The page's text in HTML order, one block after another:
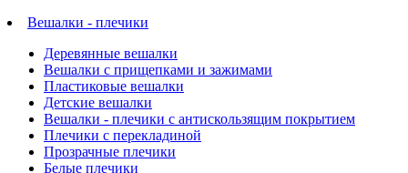
Вешалки - плечики
Деревянные вешалки
Вешалки с прищепками и зажимами
Пластиковые вешалки
Детские вешалки
Вешалки - плечики с антискользящим покрытием
Плечики с перекладиной
Прозрачные плечики
Белые плечики